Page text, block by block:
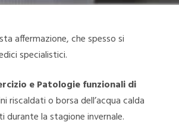
affermazione, che spesso si
specialistici.
e Patologie funzionali di
riscaldati o borsa dell’acqua calda
la stagione invernale.